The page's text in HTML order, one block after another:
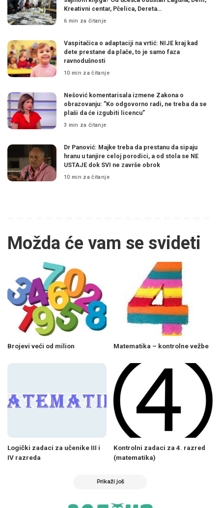
Kreativni centar, Pčelica, Dereta…
6 min za čitanje
Vaspitačica o adaptaciji na vrtić: NIJE kraj kad
dete prestane da plače, to je samo faza
ravnodušnosti
10 min za čitanje
Nešović komentarisala izmene Zakona o
obrazovanju: ”Ko odgovorno radi, ne treba da se
plaši da će izgubiti licencu”
3 min za čitanje
Dr Panović: Majke treba da prestanu da sipaju
hranu u tanjire celoj porodici, a od stola se NE
USTAJE dok SVI ne završe obrok
10 min za čitanje
Možda će vam se svideti
Brojevi veći od milion Matematika – kontrolne vežbe
Logički zadaci za učenike III i
IV razreda
Kontrolni zadaci za 4. razred
(matematika)
Prikaži još